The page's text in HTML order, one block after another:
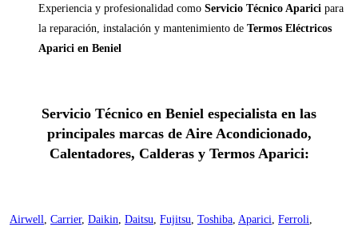
Experiencia y profesionalidad como Servicio Técnico Aparici para
la reparación, instalación y mantenimiento de Termos Eléctricos
Aparici en Beniel
Servicio Técnico en Beniel especialista en las
principales marcas de Aire Acondicionado,
Calentadores, Calderas y Termos Aparici:
Airwell, Carrier, Daikin, Daitsu, Fujitsu, Toshiba, Aparici, Ferroli,